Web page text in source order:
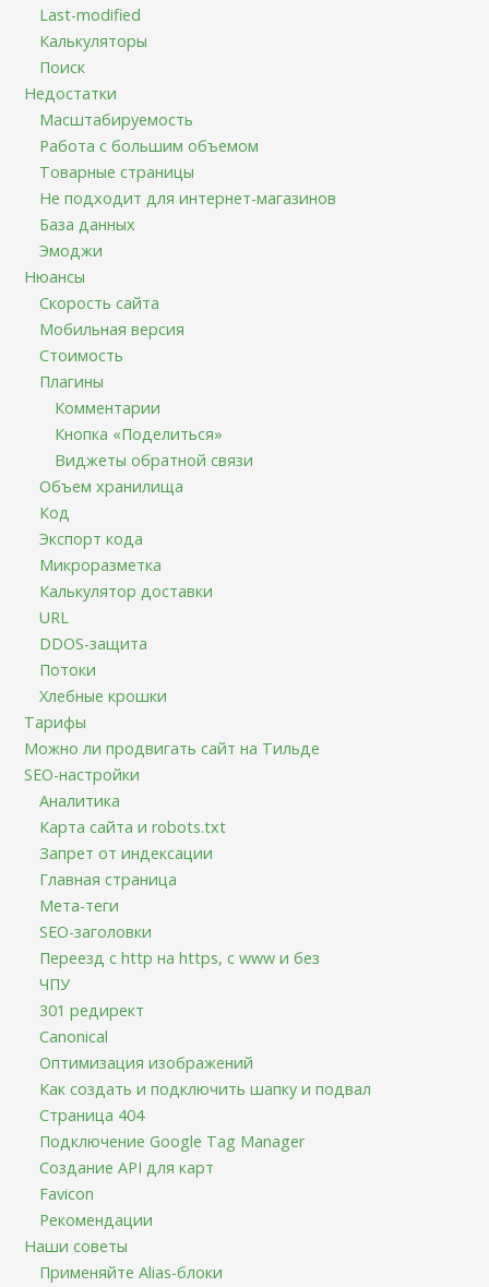
Last-modified
Калькуляторы
Поиск
Недостатки
Масштабируемость
Работа с большим объемом
Товарные страницы
Не подходит для интернет-магазинов
База данных
Эмоджи
Нюансы
Скорость сайта
Мобильная версия
Стоимость
Плагины
Комментарии
Кнопка «Поделиться»
Виджеты обратной связи
Объем хранилища
Код
Экспорт кода
Микроразметка
Калькулятор доставки
URL
DDOS-защита
Потоки
Хлебные крошки
Тарифы
Можно ли продвигать сайт на Тильде
SEO-настройки
Аналитика
Карта сайта и robots.txt
Запрет от индексации
Главная страница
Мета-теги
SEO-заголовки
Переезд с http на https, с www и без
ЧПУ
301 редирект
Canonical
Оптимизация изображений
Как создать и подключить шапку и подвал
Страница 404
Подключение Google Tag Manager
Создание API для карт
Favicon
Рекомендации
Наши советы
Применяйте Alias-блоки